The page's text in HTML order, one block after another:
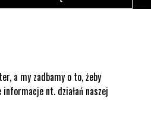
a my zadbamy o to, żeby
informacje nt. działań naszej